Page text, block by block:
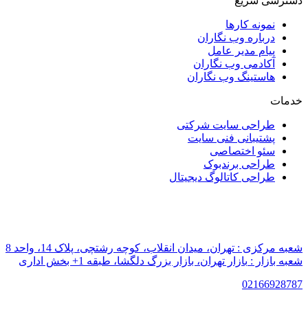
انقلاب، کوچه رشتچی، پلاک 14، واحد 8
بزرگ دلگشا، طبقه 1+ بخش اداری